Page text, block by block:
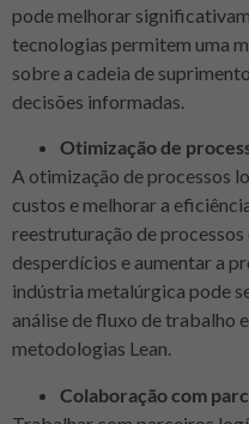
pode melhorar
tecnologias permitem uma
sobre a cadeia de
decisões informadas.
Otimização de
A otimização de processos
custos e melhorar a
reestruturação de
desperdícios e aumentar a
indústria metalúrgica pode
análise de fluxo de trabalho
metodologias Lean.
Colaboração com